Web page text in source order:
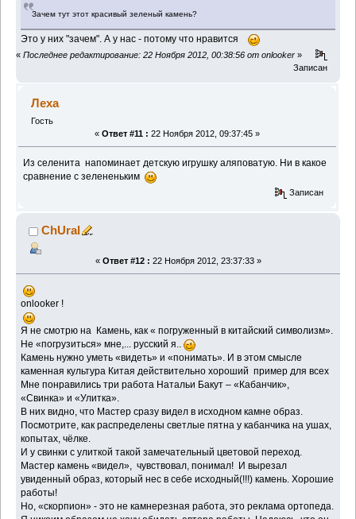
Зачем тут этот красивый зеленый камень?
Это у них "зачем". А у нас - потому что нравится
« Последнее редактирование: 22 Ноября 2012, 00:38:56 от onlooker »
Записан
Леха
Гость
« Ответ #11 : 22 Ноября 2012, 09:37:45 »
Из селенита напоминает детскую игрушку аляповатую. Ни в какое
сравнение с зелененьким
Записан
ChUral
« Ответ #12 : 22 Ноября 2012, 23:37:33 »
onlooker !
Я не смотрю на Камень, как « погруженный в китайский символизм».
Не «погрузиться» мне,... русский я..
Камень нужно уметь «видеть» и «понимать». И в этом смысле
каменная культура Китая действительно хороший пример для всех
Мне понравились три работа Натальи Бакут – «Кабанчик»,
«Свинка» и «Улитка».
В них видно, что Мастер сразу видел в исходном камне образ.
Посмотрите, как распределены светлые пятна у кабанчика на ушах,
копытах, чёлке.
И у свинки с улиткой такой замечательный цветовой переход.
Мастер камень «видел», чувствовал, понимал! И вырезал
увиденный образ, который нес в себе исходный(!!!) камень. Хорошие
работы!
Но, «скорпион» - это не камнерезная работа, это реклама ортопеда.